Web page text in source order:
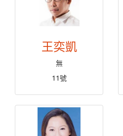
王奕凱
無
11號